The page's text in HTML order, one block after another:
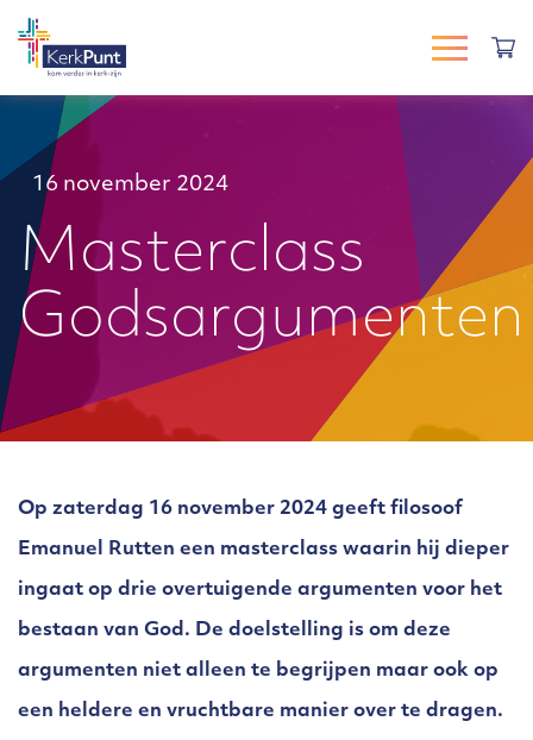
16 november 2024
Masterclass
Godsargumenten
Op zaterdag 16 november 2024 geeft filosoof
Emanuel Rutten een masterclass waarin hij dieper
ingaat op drie overtuigende argumenten voor het
bestaan van God. De doelstelling is om deze
argumenten niet alleen te begrijpen maar ook op
een heldere en vruchtbare manier over te dragen.